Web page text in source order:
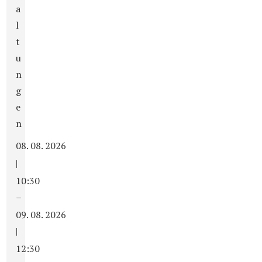
a
l
t
u
n
g
e
n
08. 08. 2026
|
10:30
–
09. 08. 2026
|
12:30